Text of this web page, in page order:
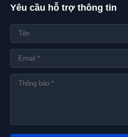
Yêu cầu hỗ trợ thông tin